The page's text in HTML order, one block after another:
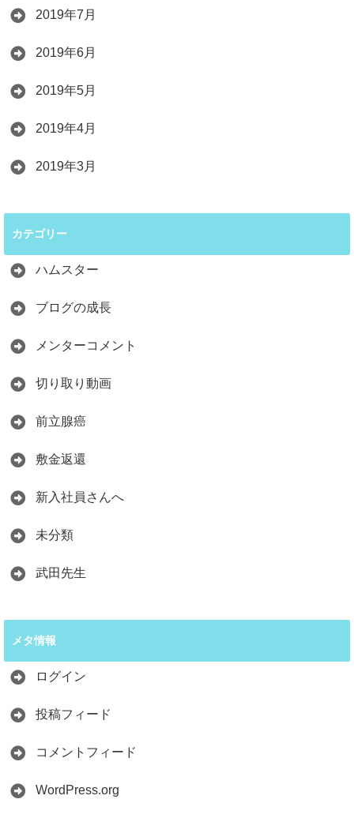
2019年7月
2019年6月
2019年5月
2019年4月
2019年3月
カテゴリー
ハムスター
ブログの成長
メンターコメント
切り取り動画
前立腺癌
敷金返還
新入社員さんへ
未分類
武田先生
メタ情報
ログイン
投稿フィード
コメントフィード
WordPress.org